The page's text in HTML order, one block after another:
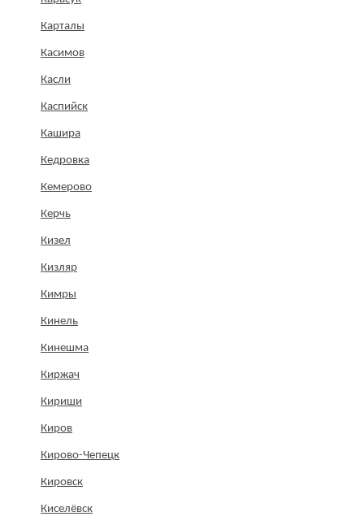
Карталы
Касимов
Касли
Каспийск
Кашира
Кедровка
Кемерово
Керчь
Кизел
Кизляр
Кимры
Кинель
Кинешма
Киржач
Кириши
Киров
Кирово-Чепецк
Кировск
Киселёвск